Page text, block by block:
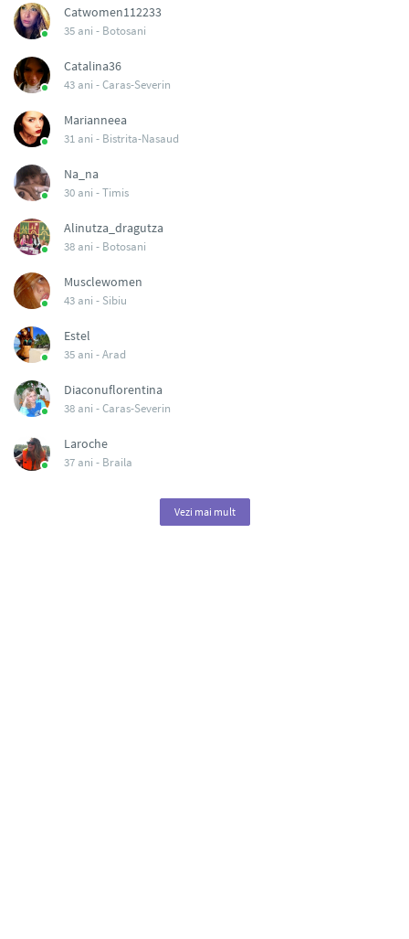
Catwomen112233
35 ani - Botosani
Catalina36
43 ani -Caras-Severin
Marianneea
31 ani - Bistrita-Nasaud
Na_na
30 ani -Timis
Alinutza_dragutza
38 ani - Botosani
Musclewomen
43 ani - Sibiu
Estel
35 ani -Arad
Diaconuflorentina
38 ani -Caras-Severin
Laroche
37 ani - Braila
Vezi mai mult